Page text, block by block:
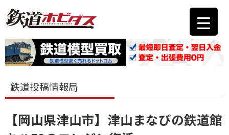
鉄道投稿情報局
【岡山県津山市】津山まなびの鉄道館